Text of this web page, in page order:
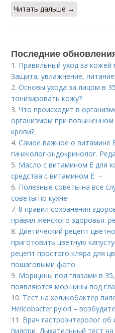
Читать дальше →
Последние
1. Правильный уход за
Защита, увлажнение, питание
2.Основы ухода за лицом в
тонизировать кожу?
3.Что происходит в
организмом при
крови?
4.Самое важное о витамине
гинеколог-эндокринолог.
5. Масло с витамином Е для
средства с витамином Е –
6. Полезные советы на все
советы по кухне
7.8 правил сохранения
правил женского здоровья:
8. Диетический рецепт
приготовить цветную
рецепт простого кляра для
пошаговыми фото
9. Морщины под глазами в
появляются морщины под
10. Тест на хеликобактер
Helicobacter pylori –
11. Врач гастроэнтеролог об
пилори. Дыхательный тест